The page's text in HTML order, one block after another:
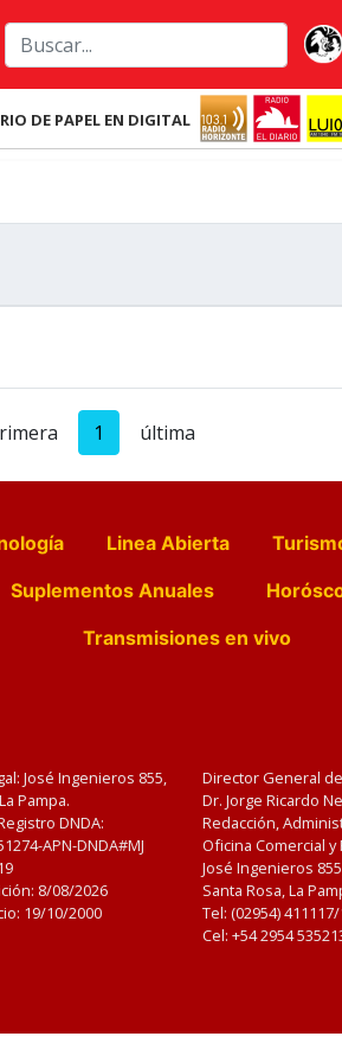
DE PAPEL EN DIGITAL
1 última
Linea Abierta
Suplementos Anuales
Transmisiones en vivo
José Ingenieros 855,
Pampa.
DNDA:
APN-DNDA#MJ
8/08/2026
19/10/2000
Director General
Dr. Jorge Ricardo
Redacción,
Oficina Comercial
José Ingenieros
Santa Rosa, La
Tel: (02954)
Cel: +54 2954